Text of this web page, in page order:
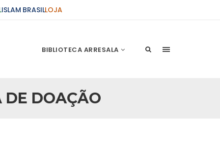
ISLAM BRASILLOJA
BIBLIOTECA ARRESALA
DE DOAÇÃO